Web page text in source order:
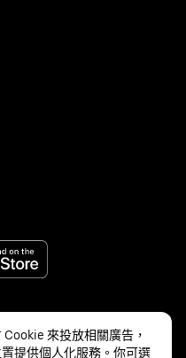
來投放相關廣告，
提供個人化服務。你可選